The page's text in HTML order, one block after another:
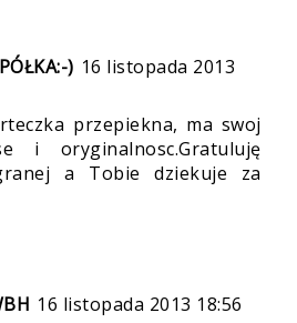
) 16 listopada 2013
przepiekna, ma swoj
i oryginalnosc.Gratuluję
a Tobie dziekuje za
16 listopada 2013 18:56